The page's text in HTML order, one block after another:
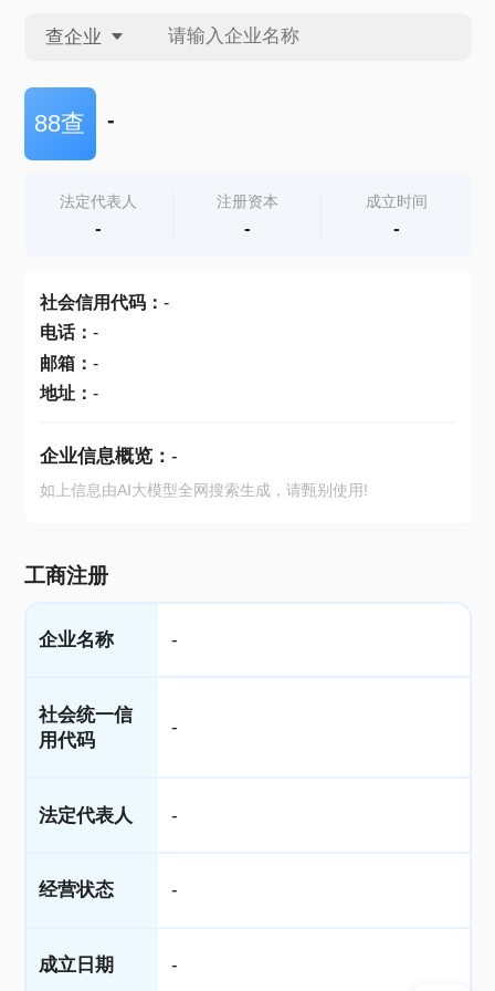
查企业
查企业
查产地
88查 -
法定代表人
-
注册资本
-
成立时间
-
社会信用代码： -
电话： -
邮箱： -
地址： -
企业信息概览： -
如上信息由AI大模型全网搜索生成，请甄别使用!
工商注册
企业名称 -
社会统一信
用代码
-
法定代表人 -
经营状态 -
成立日期 -